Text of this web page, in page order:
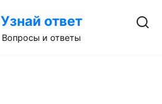
Узнай ответ
Вопросы и ответы